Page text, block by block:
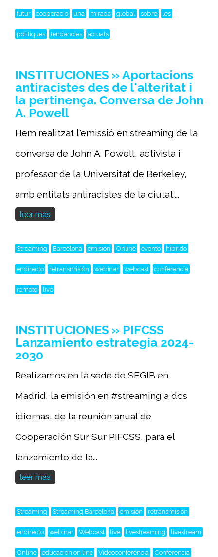
futur cooperacio una mirada global sobre les
politiques tendencies actuals
INSTITUCIONES » Aportacions
antiracistes des de l'alteritat i
la pertinença. Conversa de John
A. Powell
Hem realitzat l'emissió en streaming de la
conversa de John A. Powell, activista i
professor de la Universitat de Berkeley,
amb entitats antiracistes de la ciutat....
leer más
Streaming Barcelona emisión Online evento hibrido
endirecto retransmisión webinar webcast conferencia
remoto live
INSTITUCIONES » PIFCSS
Lanzamiento estrategia 2024-
2030
Realizamos en la sede de SEGIB en
Madrid, la emisión en #streaming a dos
idiomas, de la reunión anual de
Cooperación Sur Sur PIFCSS, para el
lanzamiento de la...
leer más
Streaming Streaming Barcelona emisión retransmisión
endirecto webinar Webcast live livestreaming livestream
Online educacion on line Videoconferéncia Conferencia